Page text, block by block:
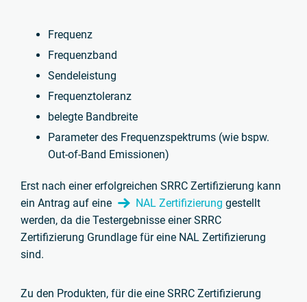
Frequenz
Frequenzband
Sendeleistung
Frequenztoleranz
belegte Bandbreite
Parameter des Frequenzspektrums (wie bspw.
Out-of-Band Emissionen)
Erst nach einer erfolgreichen SRRC Zertifizierung kann
ein Antrag auf eine
NAL Zertifizierung gestellt
werden, da die Testergebnisse einer SRRC
Zertifizierung Grundlage für eine NAL Zertifizierung
sind.
Zu den Produkten, für die eine SRRC Zertifizierung